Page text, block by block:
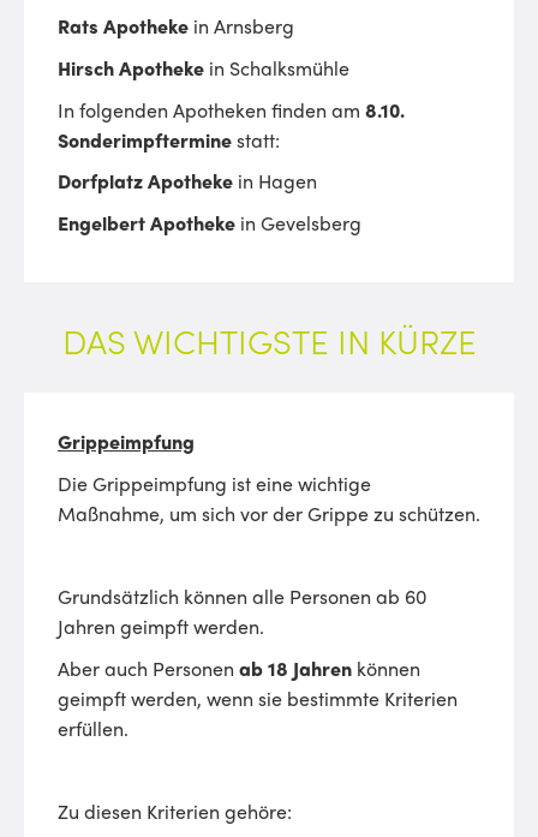
Rats Apotheke in Arnsberg
Hirsch Apotheke in Schalksmühle
In folgenden Apotheken finden am 8.10.
Sonderimpfterminestatt:
Dorfplatz Apotheke in Hagen
Engelbert Apotheke in Gevelsberg
DAS WICHTIGSTE IN KÜRZE
Grippeimpfung
Die Grippeimpfung ist eine wichtige
Maßnahme, um sich vor der Grippe zu schützen.
Grundsätzlich können alle Personen ab 60
Jahren geimpft werden.
Aber auch Personen ab 18 Jahren können
geimpft werden, wenn sie bestimmte Kriterien
erfüllen.
Zu diesen Kriterien gehöre: